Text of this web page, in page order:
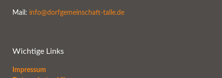
Mail: info@dorfgemeinschaft-talle.de
Wichtige Links
Impressum